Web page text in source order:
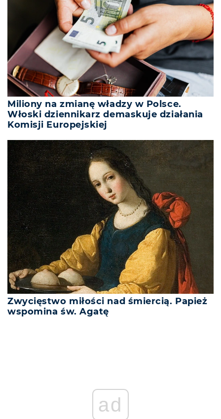
Miliony na zmianę władzy w Polsce.
Włoski dziennikarz demaskuje działania
Komisji Europejskiej
Zwycięstwo miłości nad śmiercią. Papież
wspomina św. Agatę
ad